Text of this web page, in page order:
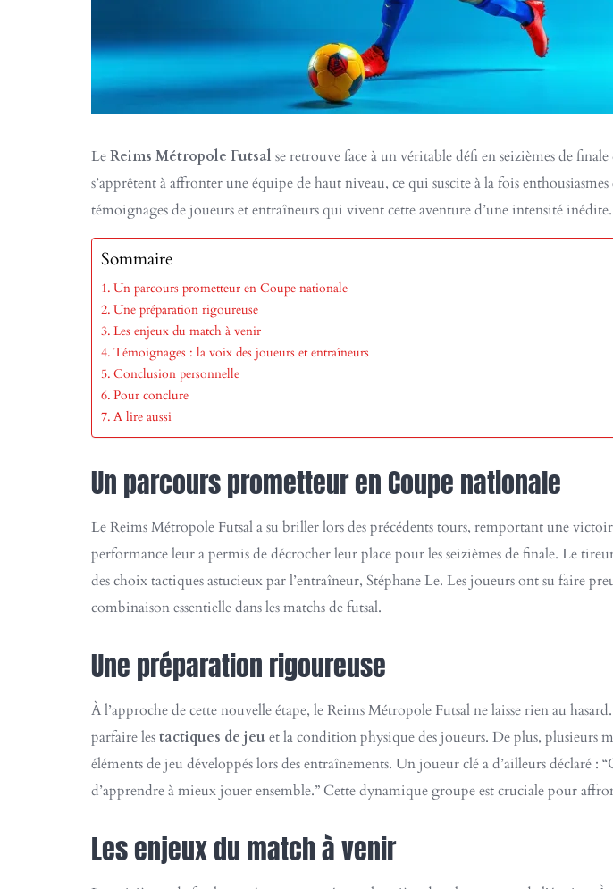
LeReims Métropole Futsal se retrouve face à un véritable défi en seizièmes de finale
s’apprêtent à affronter une équipe de haut niveau, ce qui suscite à la fois
témoignages de joueurs et entraîneurs qui vivent cette aventure d’une intensité inédite.
Sommaire
Un parcours prometteur en Coupe nationale
Une préparation rigoureuse
Les enjeux du match à venir
Témoignages : la voix des joueurs et entraîneurs
Conclusion personnelle
Pour conclure
A lire aussi
Un parcours prometteur en Coupe nationale
Le Reims Métropole Futsal a su briller lors des précédents tours, remportant une
performance leur a permis de décrocher leur place pour les seizièmes de finale. Le
des choix tactiques astucieux par l’entraîneur, Stéphane Le. Les joueurs ont su faire
combinaison essentielle dans les matchs de futsal.
Une préparation rigoureuse
À l’approche de cette nouvelle étape, le Reims Métropole Futsal ne laisse rien au
parfaire lestactiques de jeu et la condition physique des joueurs. De plus, plusieurs
éléments de jeu développés lors des entraînements. Un joueur clé a d’ailleurs déclaré
d’apprendre à mieux jouer ensemble.” Cette dynamique groupe est cruciale pour
Les enjeux du match à venir